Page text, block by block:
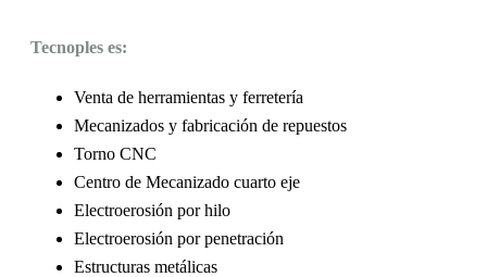
Tecnoples es:
Venta de herramientas y ferretería
Mecanizados y fabricación de repuestos
Torno CNC
Centro de Mecanizado cuarto eje
Electroerosión por hilo
Electroerosión por penetración
Estructuras metálicas